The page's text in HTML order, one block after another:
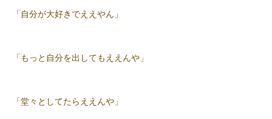
「自分が大好きでええやん」
「もっと自分を出してもええんや」
「堂々としてたらええんや」